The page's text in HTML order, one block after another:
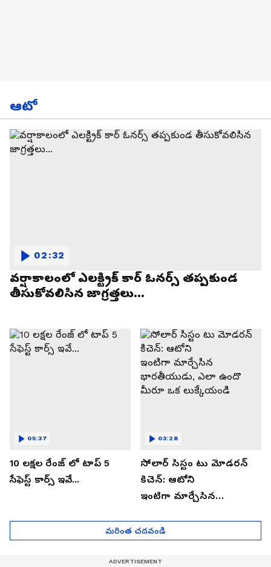
ఆటో
వర్షాకాలంలో ఎలక్ట్రిక్ కార్ ఓనర్స్ తప్పకుండ
తీసుకోవలిసిన జాగ్రత్తలు...
02:32
10 లక్షల రేంజ్ లో టాప్ 5
సేఫెస్ట్ కార్స్ ఇవే...
05:37
సోలార్ సిస్టం టు మోడరన్
కిచెన్: ఆటోని
ఇంటిగా మార్చేసిన
మీరూ ఒక లుక్కేయండి
03:28
మరింత చదవండి